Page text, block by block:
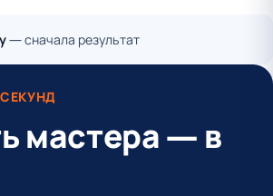
— сначала результат
мастера — в